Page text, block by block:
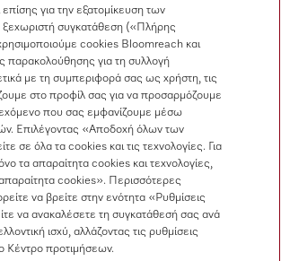
Miele Professional
επίσης για την εξατομίκευση των
συγκατάθεση («Πλήρης
cookies Bloomreach και
παρακολούθησης για τη συλλογή
με τη συμπεριφορά σας ως χρήστη, τις
στο προφίλ σας για να προσαρμόζουμε
που σας εμφανίζουμε μέσω
Επιλέγοντας «Αποδοχή όλων των
σε όλα τα cookies και τις τεχνολογίες. Για
τα απαραίτητα cookies και τεχνολογίες,
cookies». Περισσότερες
να βρείτε στην ενότητα «Ρυθμίσεις
να ανακαλέσετε τη συγκατάθεσή σας ανά
ισχύ, αλλάζοντας τις ρυθμίσεις
Κέντρο προτιμήσεων.